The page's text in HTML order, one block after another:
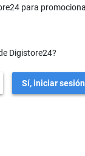
para
Digistore24?
Sí, iniciar